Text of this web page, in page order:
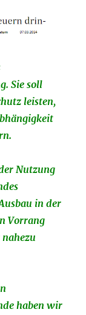
Sie soll
leisten,
Nutzung
in der
Vorrang
haben wir